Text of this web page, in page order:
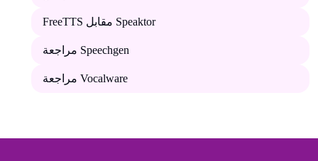
FreeTTS مقابل Speaktor
مراجعة Speechgen
مراجعة Vocalware